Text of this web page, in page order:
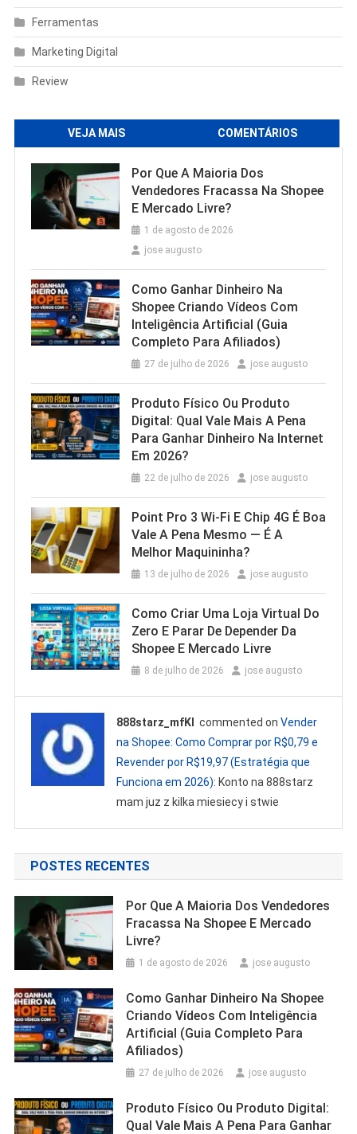
Ferramentas
Marketing Digital
Review
VEJA MAIS COMENTÁRIOS
Por Que A Maioria Dos
Vendedores Fracassa Na Shopee
E Mercado Livre?
1 de agosto de 2026
jose augusto
Como Ganhar Dinheiro Na
Shopee Criando Vídeos Com
Inteligência Artificial (Guia
Completo Para Afiliados)
27 de julho de 2026 jose augusto
Produto Físico Ou Produto
Digital: Qual Vale Mais A Pena
Para Ganhar Dinheiro Na Internet
Em 2026?
22 de julho de 2026 jose augusto
Point Pro 3 Wi‑Fi E Chip 4G É Boa
Vale A Pena Mesmo — É A
Melhor Maquininha?
13 de julho de 2026 jose augusto
Como Criar Uma Loja Virtual Do
Zero E Parar De Depender Da
Shopee E Mercado Livre
8 de julho de 2026 jose augusto
888starz_mfKl commented onVender
na Shopee: Como Comprar por R$0,79 e
Revender por R$19,97 (Estratégia que
Funciona em 2026): Konto na 888starz
mam juz z kilka miesiecy i stwie
POSTES RECENTES
Por Que A Maioria Dos Vendedores
Fracassa Na Shopee E Mercado
Livre?
1 de agosto de 2026 jose augusto
Como Ganhar Dinheiro Na Shopee
Criando Vídeos Com Inteligência
Artificial (Guia Completo Para
Afiliados)
27 de julho de 2026 jose augusto
Produto Físico Ou Produto Digital:
Qual Vale Mais A Pena Para Ganhar